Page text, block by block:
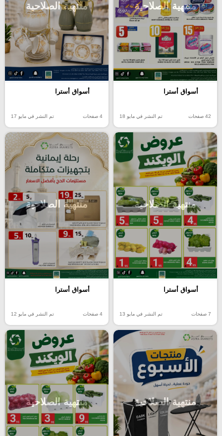
منتهية الصلاحية
أسواق أسترا
42 صفحات تم النشر في مايو 18
منتهية الصلاحية
أسواق أسترا
4 صفحات تم النشر في مايو 17
منتهية الصلاحية
أسواق أسترا
7 صفحات تم النشر في مايو 13
منتهية الصلاحية
أسواق أسترا
4 صفحات تم النشر في مايو 12
منتهية الصلاحية منتهية الصلاحية